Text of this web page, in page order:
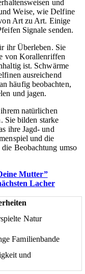
und
Weise, wie Delfine
Art zu Art. Einige
Signale senden.
ihr Überleben. Sie
von Korallenriffen
ist. Schwärme
ausreichend
häufig beobachten,
und jagen.
natürlichen
Sie bilden starke
ihre Jagd- und
und die
Beobachtung umso
Mutter”
Lacher
Natur
Familienbande
und